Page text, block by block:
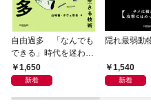
自由過多 「なんでも
できる」時代を迷わず
生きる技術
1,650
新着
隠れ最弱動
1,540
新着